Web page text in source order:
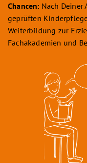
Chancen: Nach
geprüften
Weiterbildung zur
Fachakademien und